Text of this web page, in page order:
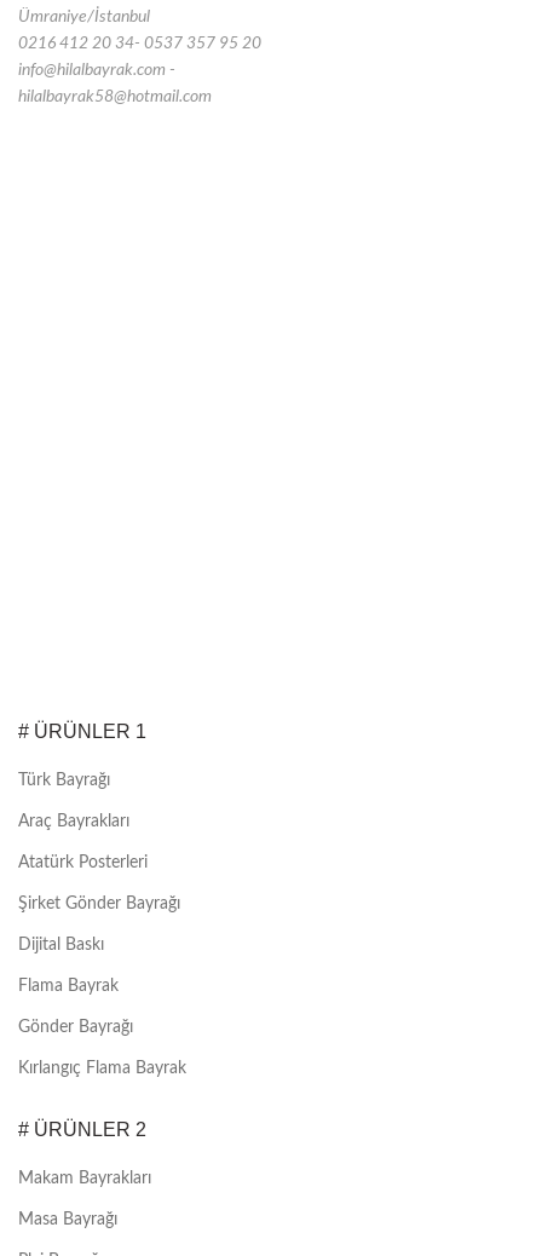
Ümraniye/İstanbul
0216 412 20 34- 0537 357 95 20
info@hilalbayrak.com -
hilalbayrak58@hotmail.com
# ÜRÜNLER 1
Türk Bayrağı
Araç Bayrakları
Atatürk Posterleri
Şirket Gönder Bayrağı
Dijital Baskı
Flama Bayrak
Gönder Bayrağı
Kırlangıç Flama Bayrak
# ÜRÜNLER 2
Makam Bayrakları
Masa Bayrağı